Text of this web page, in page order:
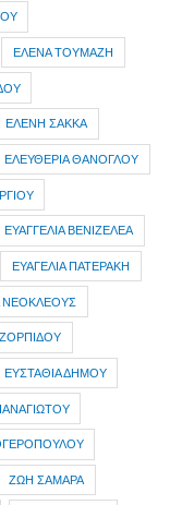
ΕΛΕΝΑ ΤΟΥΜΑΖΗ
ΕΛΕΝΗ ΣΑΚΚΑ
ΕΛΕΥΘΕΡΙΑ ΘΑΝΟΓΛΟΥ
ΕΥΑΓΓΕΛΙΑ ΒΕΝΙΖΕΛΕΑ
ΕΥΑΓΕΛΙΑ ΠΑΤΕΡΑΚΗ
ΝΕΟΚΛΕΟΥΣ
ΖΟΡΠΙΔΟΥ
ΕΥΣΤΑΘΙΑ ΔΗΜΟΥ
ΖΩΗ ΣΑΜΑΡΑ